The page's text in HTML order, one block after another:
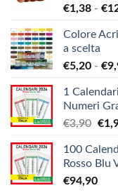
€1,38 - €
Colore
a scelta
€5,20 - €
1
Numeri
€3,90 Il
era:
€
100
Rosso Blu
€94,90